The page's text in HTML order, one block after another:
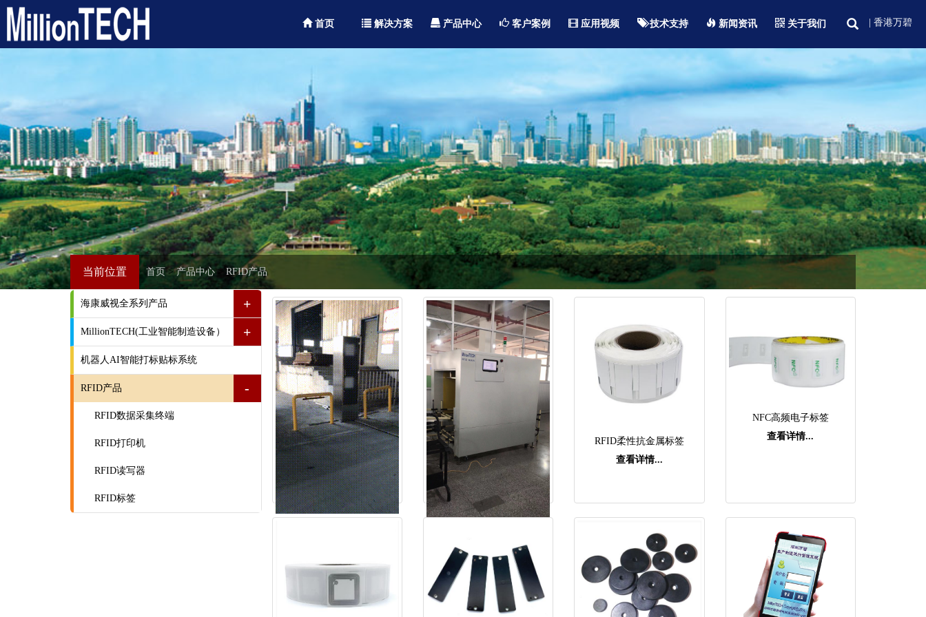
| 香港万碧
首页 解决方案 产品中心 客户案例 应用视频 技术支持 新闻资讯 关于我们
当前位置 首页>产品中心 > RFID产品
海康威视全系列产品 +
MillionTECH(工业智能制造设备） +
机器人AI智能打标贴标系统
RFID产品 -
RFID数据采集终端
RFID打印机
RFID读写器
RFID标签
查看详情...
RFID柔性抗金属标签
查看详情...
NFC高频电子标签
查看详情...